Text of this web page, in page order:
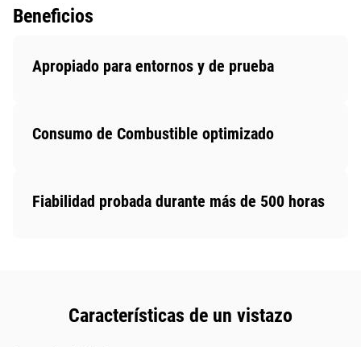
Beneficios
Apropiado para entornos y de prueba
Consumo de Combustible optimizado
Fiabilidad probada durante más de 500 horas
Características de un vistazo